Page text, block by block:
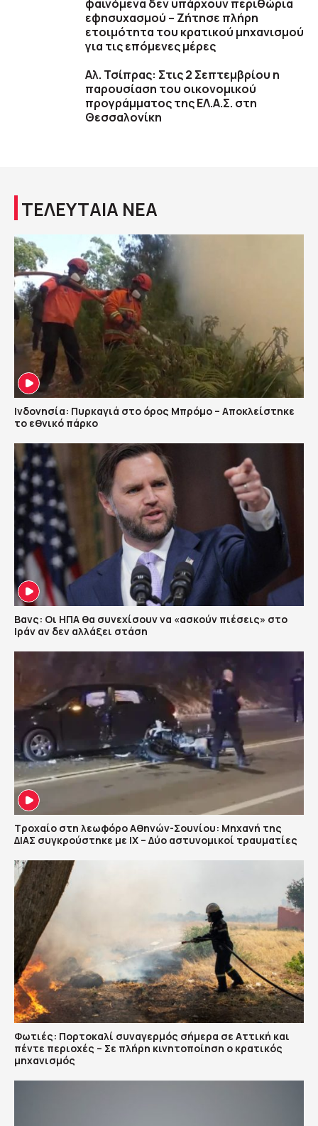
φαινόμενα δεν υπάρχουν περιθώρια
εφησυχασμού – Ζήτησε πλήρη
ετοιμότητα του κρατικού μηχανισμού
για τις επόμενες μέρες
Αλ. Τσίπρας: Στις 2 Σεπτεμβρίου η
παρουσίαση του οικονομικού
προγράμματος της ΕΛ.Α.Σ. στη
Θεσσαλονίκη
ΤΕΛΕΥΤΑΙΑ ΝΕΑ
Ινδονησία: Πυρκαγιά στο όρος Μπρόμο – Αποκλείστηκε
το εθνικό πάρκο
Βανς: Οι ΗΠΑ θα συνεχίσουν να «ασκούν πιέσεις» στο
Ιράν αν δεν αλλάξει στάση
Τροχαίο στη λεωφόρο Αθηνών-Σουνίου: Μηχανή της
ΔΙΑΣ συγκρούστηκε με ΙΧ – Δύο αστυνομικοί τραυματίες
Φωτιές: Πορτοκαλί συναγερμός σήμερα σε Αττική και
πέντε περιοχές – Σε πλήρη κινητοποίηση ο κρατικός
μηχανισμός